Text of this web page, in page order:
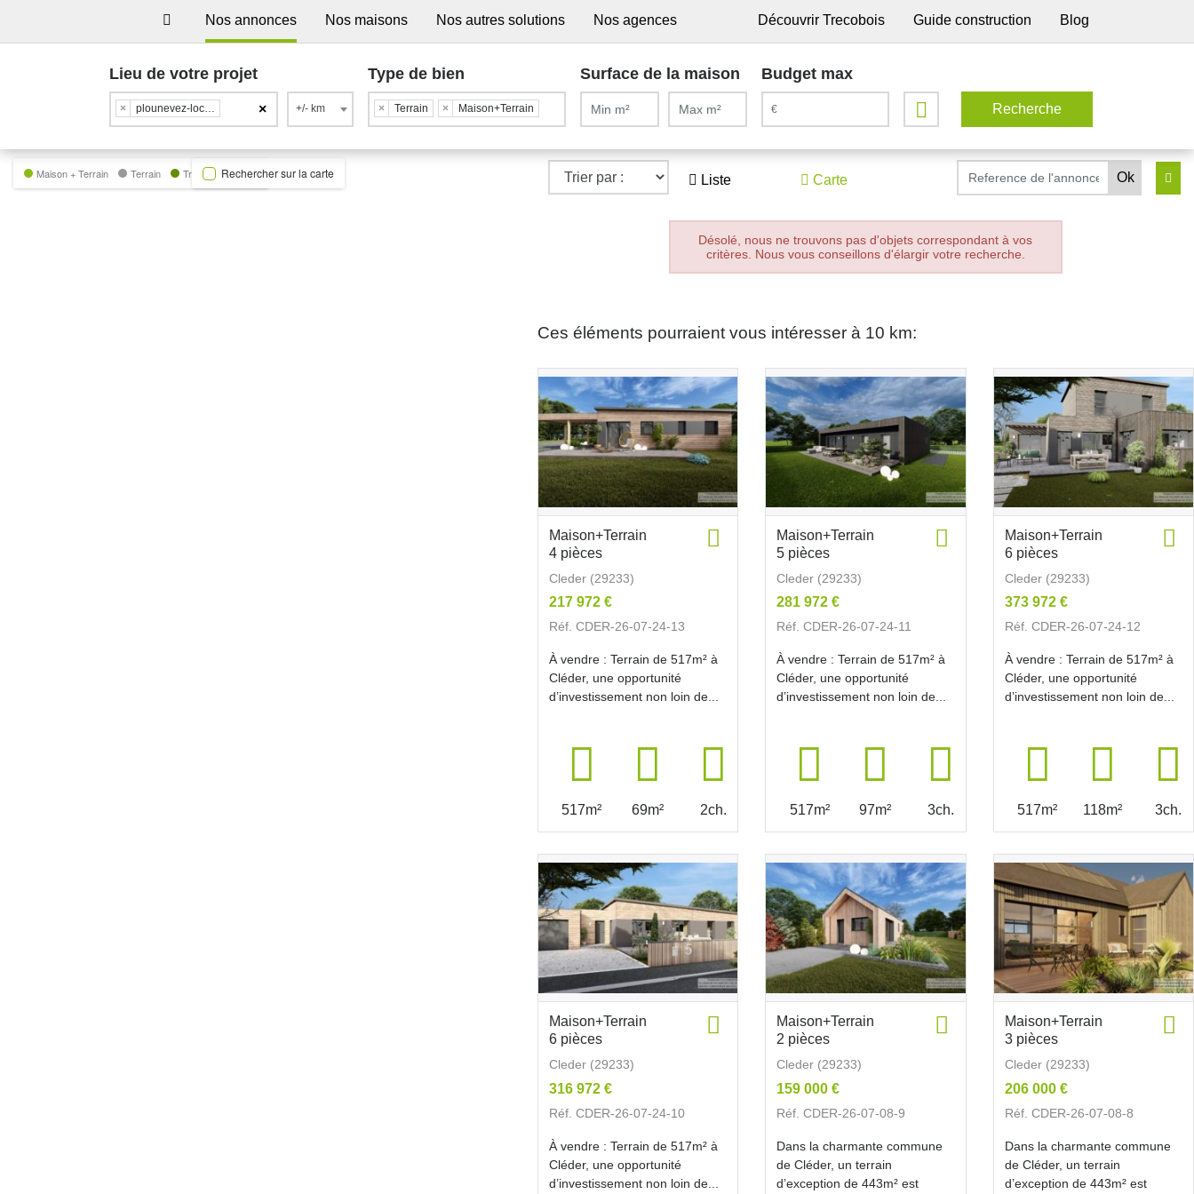
Nos annonces Nos maisons Nos autres solutions Nos agences Découvrir Trecobois Guide construction Blog
Lieu de votre projet
×
× plounevez-lochrist +/- km
Type de bien
× Terrain × Maison+Terrain
Surface de la maison Budget max
Liste Carte
Maison + Terrain Terrain Trecobat GreenRechercher sur la carte
Désolé, nous ne trouvons pas d'objets correspondant à vos
critères. Nous vous conseillons d'élargir votre recherche.
Ces éléments pourraient vous intéresser à 10 km:
Maison+Terrain
4 pièces
Cleder (29233)
217 972 €
Réf. CDER-26-07-24-13
À vendre : Terrain de 517m² à
Cléder, une opportunité
d’investissement non loin de...
517m² 69m² 2ch.
Maison+Terrain
5 pièces
Cleder (29233)
281 972 €
Réf. CDER-26-07-24-11
À vendre : Terrain de 517m² à
Cléder, une opportunité
d’investissement non loin de...
517m² 97m² 3ch.
Maison+Terrain
6 pièces
Cleder (29233)
373 972 €
Réf. CDER-26-07-24-12
À vendre : Terrain de 517m² à
Cléder, une opportunité
d’investissement non loin de...
517m² 118m² 3ch.
Maison+Terrain
6 pièces
Cleder (29233)
316 972 €
Réf. CDER-26-07-24-10
À vendre : Terrain de 517m² à
Cléder, une opportunité
d’investissement non loin de...
Maison+Terrain
2 pièces
Cleder (29233)
159 000 €
Réf. CDER-26-07-08-9
Dans la charmante commune
de Cléder, un terrain
d’exception de 443m² est
Maison+Terrain
3 pièces
Cleder (29233)
206 000 €
Réf. CDER-26-07-08-8
Dans la charmante commune
de Cléder, un terrain
d’exception de 443m² est